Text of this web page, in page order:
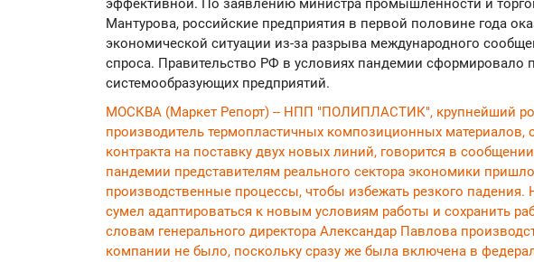
эффективной. По заявлению министра промышленности и
Мантурова, российские предприятия в первой половине года
экономической ситуации из-за разрыва международного
спроса. Правительство РФ в условиях пандемии сформировало
системообразующих предприятий.
МОСКВА (Маркет Репорт) -- НПП "ПОЛИПЛАСТИК", крупнейший
производитель термопластичных композиционных материалов,
контракта на поставку двух новых линий, говорится в
пандемии представителям реального сектора экономики
производственные процессы, чтобы избежать резкого
сумел адаптироваться к новым условиям работы и сохранить
словам генерального директора Александар Павлова
компании не было, поскольку сразу же была включена в